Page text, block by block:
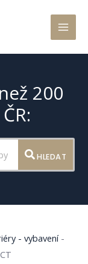
200
HLEDAT
- vybavení-